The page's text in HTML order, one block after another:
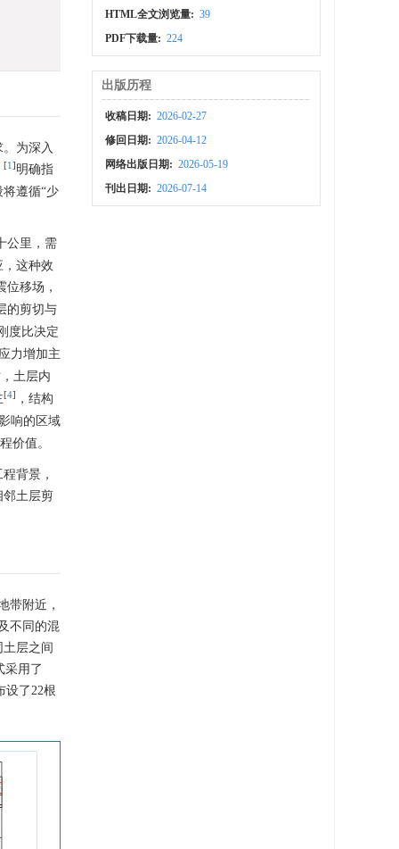
为深入
[1 ] 明确指
遵循“少
公里，需
这种效
移场，
的剪切与
度比决定
力增加主
土层内
[4]
，结构
响的区域
价值。
背景，
邻土层剪
带附近，
不同的混
层之间
采用了
设了22根
HTML全文浏览量: 39
PDF下载量: 224
出版历程
收稿日期: 2026-02-27
修回日期: 2026-04-12
网络出版日期: 2026-05-19
刊出日期: 2026-07-14